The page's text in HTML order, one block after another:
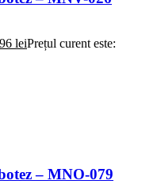
leiPrețul curent este:
– MNO-079